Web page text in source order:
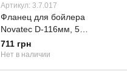
Артикул: 3.7.017
Фланец для бойлера
Novatec D-116мм, 5
отверстий
711 грн
Нет в наличии